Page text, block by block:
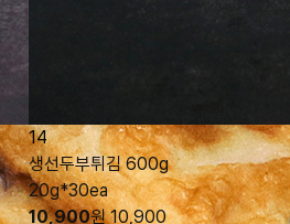
14
생선두부튀김 600g
20g*30ea
10,900원 10,900